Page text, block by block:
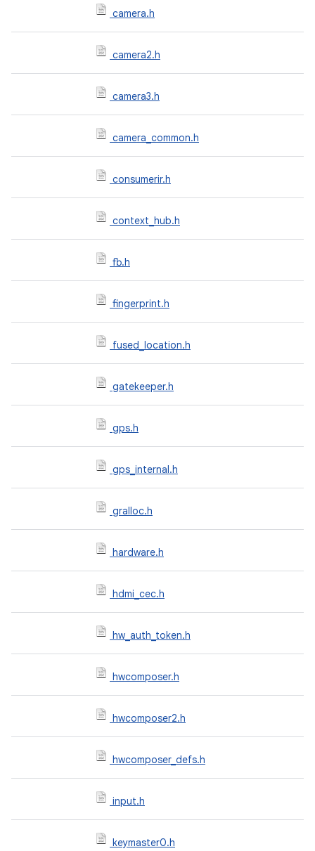
camera.h
camera2.h
camera3.h
camera_common.h
consumerir.h
context_hub.h
fb.h
fingerprint.h
fused_location.h
gatekeeper.h
gps.h
gps_internal.h
gralloc.h
hardware.h
hdmi_cec.h
hw_auth_token.h
hwcomposer.h
hwcomposer2.h
hwcomposer_defs.h
input.h
keymaster0.h